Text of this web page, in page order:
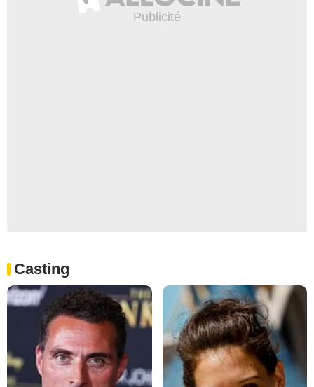
Casting